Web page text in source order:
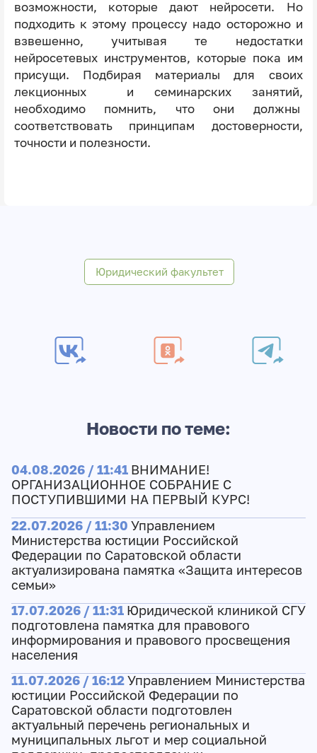
возможности, которые дают нейросети. Но
подходить к этому процессу надо осторожно и
взвешенно, учитывая те недостатки
нейросетевых инструментов, которые пока им
присущи. Подбирая материалы для своих
лекционных и семинарских занятий,
необходимо помнить, что они должны
соответствовать принципам достоверности,
точности и полезности.
Юридический факультет
Новости по теме:
04.08.2026 / 11:41 ВНИМАНИЕ!
ОРГАНИЗАЦИОННОЕ СОБРАНИЕ С
ПОСТУПИВШИМИ НА ПЕРВЫЙ КУРС!
22.07.2026 / 11:30 Управлением
Министерства юстиции Российской
Федерации по Саратовской области
актуализирована памятка «Защита интересов
семьи»
17.07.2026 / 11:31 Юридической клиникой СГУ
подготовлена памятка для правового
информирования и правового просвещения
населения
11.07.2026 / 16:12Управлением Министерства
юстиции Российской Федерации по
Саратовской области подготовлен
актуальный перечень региональных и
муниципальных льгот и мер социальной